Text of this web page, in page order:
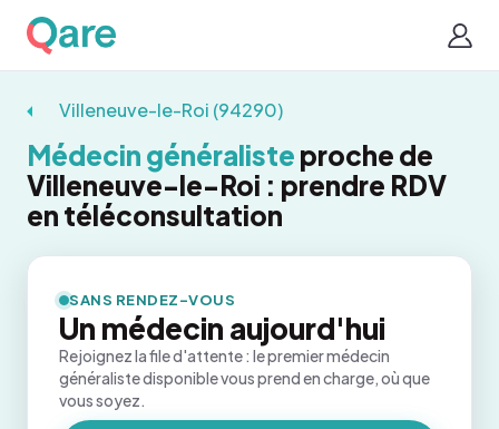
Villeneuve-le-Roi (94290)
Médecin généraliste proche de
Villeneuve-le-Roi : prendre RDV
en téléconsultation
SANS RENDEZ-VOUS
Un médecin aujourd'hui
Rejoignez la file d'attente : le premier médecin
généraliste disponible vous prend en charge, où que
vous soyez.